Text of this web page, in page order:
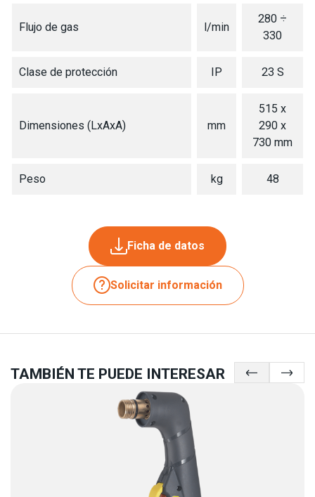
Flujo de gas l/min
280 ÷
330
Clase de protección IP 23 S
Dimensiones (LxAxA) mm
515 x
290 x
730 mm
Peso kg 48
Ficha de datos
Solicitar información
TAMBIÉN TE PUEDE INTERESAR